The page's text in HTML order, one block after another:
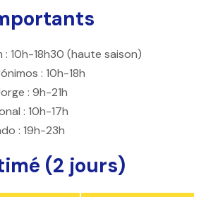
: 10h-18h30 (haute saison)
: 10h-18h
: 9h-21h
: 10h-17h
: 19h-23h
(2 jours)